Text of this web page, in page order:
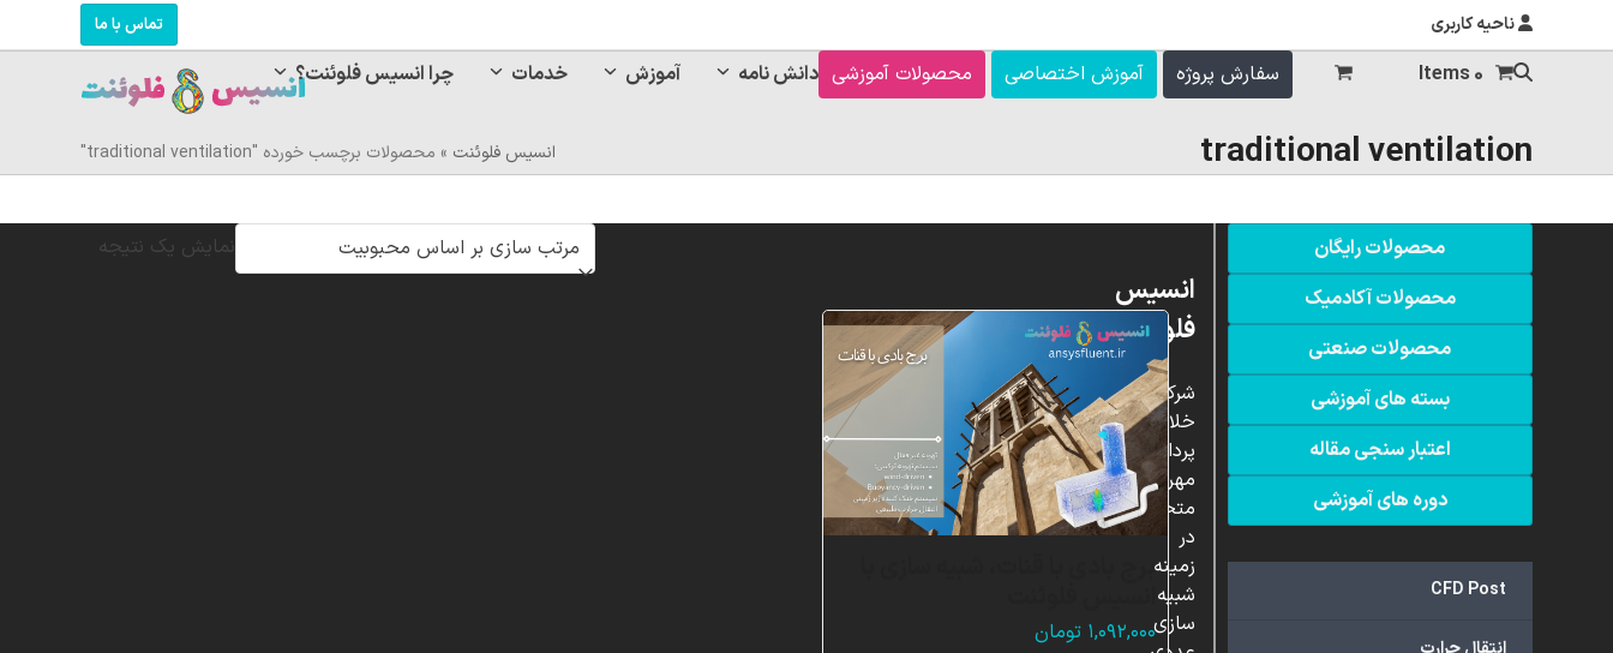
ناحیه کاربری تماس با ما
چرا انسیس فلوئنت؟ خدمات آموزش دانش نامه محصولات آموزشی آموزش اختصاصی سفارش پروژه 0 Items
traditional ventilation انسیس فلوئنت » محصولات برچسب خورده "traditional ventilation"
نمایش یک نتیجه
برج بادی با قنات، شبیه سازی با
۱,۰۹۲,۰۰۰ تومان
محصولات رایگان
محصولات آکادمیک
محصولات صنعتی
بسته های آموزشی
اعتبار سنجی مقاله
دوره های آموزشی
CFD Post
انسیس
فلوئنت
شرکت
خلاق
پردازشگران
مهر،
متخصص
در
زمینه
شبیه
سازی